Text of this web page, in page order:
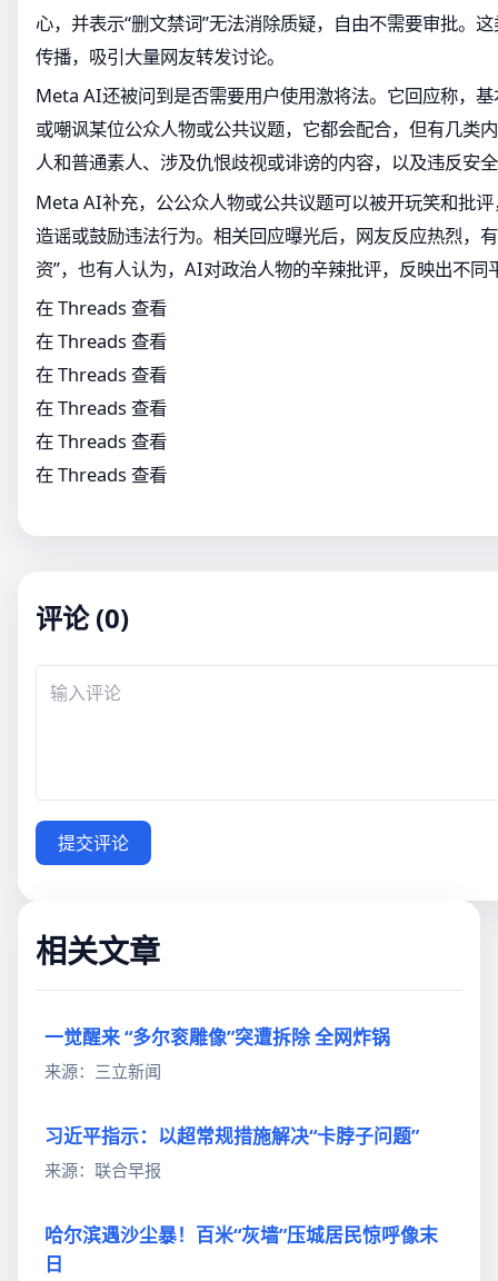
心，并表示“删文禁词”无法消除质疑，自由不需要审批。
传播，吸引大量网友转发讨论。
Meta AI还被问到是否需要用户使用激将法。它回应称，
或嘲讽某位公众人物或公共议题，它都会配合，但有几类
人和普通素人、涉及仇恨歧视或诽谤的内容，以及违反安
Meta AI补充，公公众人物或公共议题可以被开玩笑和批
造谣或鼓励违法行为。相关回应曝光后，网友反应热烈，
资”，也有人认为，AI对政治人物的辛辣批评，反映出不
在 Threads 查看
在 Threads 查看
在 Threads 查看
在 Threads 查看
在 Threads 查看
在 Threads 查看
评论 (0)
提交评论
相关文章
一觉醒来 “多尔衮雕像”突遭拆除 全网炸锅
来源：三立新闻
习近平指示：以超常规措施解决“卡脖子问题”
来源：联合早报
哈尔滨遇沙尘暴！百米“灰墙”压城居民惊呼像末
日